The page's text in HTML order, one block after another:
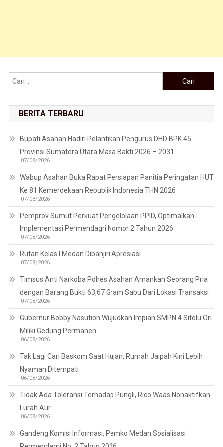
Cari untuk:
BERITA TERBARU
Bupati Asahan Hadiri Pelantikan Pengurus DHD BPK 45
Provinsi Sumatera Utara Masa Bakti 2026 – 2031
07/08/2026
Wabup Asahan Buka Rapat Persiapan Panitia Peringatan HUT
Ke 81 Kemerdekaan Republik Indonesia THN 2026
07/08/2026
Pemprov Sumut Perkuat Pengelolaan PPID, Optimalkan
Implementasi Permendagri Nomor 2 Tahun 2026
07/08/2026
Rutan Kelas I Medan Dibanjiri Apresiasi
07/08/2026
Timsus Anti Narkoba Polres Asahan Amankan Seorang Pria
dengan Barang Bukti 63,67 Gram Sabu Dari Lokasi Transaksi
07/08/2026
Gubernur Bobby Nasution Wujudkan Impian SMPN 4 Sitolu Ori
Miliki Gedung Permanen
06/08/2026
Tak Lagi Cari Baskom Saat Hujan, Rumah Jaipah Kini Lebih
Nyaman Ditempati
06/08/2026
Tidak Ada Toleransi Terhadap Pungli, Rico Waas Nonaktifkan
Lurah Aur
06/08/2026
Gandeng Komisi Informasi, Pemko Medan Sosialisasi